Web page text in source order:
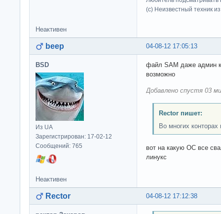
(c) Неизвестный техник
Неактивен
04-08-12 17:05:13
beep
BSD
Из UA
Зарегистрирован: 17-02-12
Сообщений: 765
файл SAM даже админ
возможно
Добавлено спустя 03
Rector пишет:
Во многих
вот на какую ОС все
линукс
Неактивен
04-08-12 17:12:38
Rector